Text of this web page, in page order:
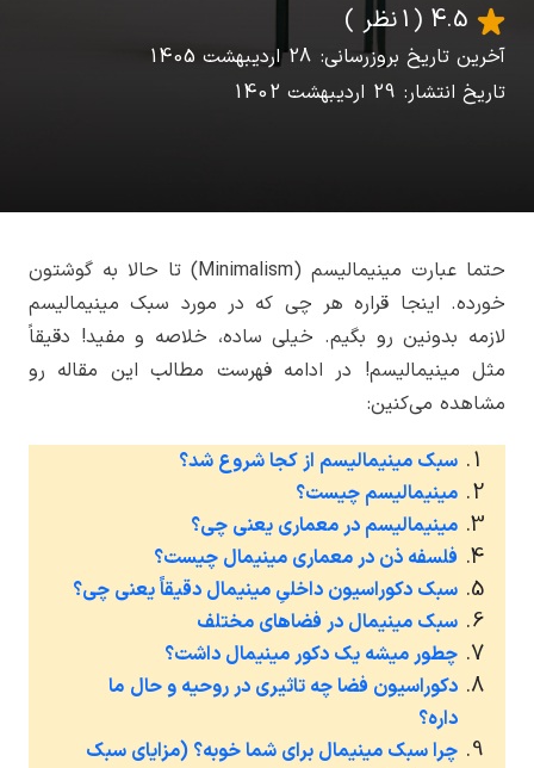
آخرین تاریخ بروزرسانی: 28 اردیبهشت 1405
تاریخ انتشار: 29 اردیبهشت 1402
(1 نظر )
حتما عبارت مینیمالیسم (Minimalism) تا حالا به گوشتون
خورده. اینجا قراره هر چی که در مورد سبک مینیمالیسم
لازمه بدونین رو بگیم. خیلی ساده، خلاصه و مفید! دقیقاً
مثل مینیمالیسم! در ادامه فهرست مطالب این مقاله رو
مشاهده می‌کنین:
سبک مینیمالیسم از کجا شروع شد؟
مینیمالیسم چیست؟
مینیمالیسم در معماری یعنی چی؟
فلسفه ذن در معماری مینیمال چیست؟
سبک دکوراسیون داخلیِ مینیمال دقیقاً یعنی چی؟
سبک مینیمال در فضاهای مختلف
چطور میشه یک دکور مینیمال داشت؟
دکوراسیون فضا چه تاثیری در روحیه و حال ما
داره؟
چرا سبک مینیمال برای شما خوبه؟ (مزایای سبک